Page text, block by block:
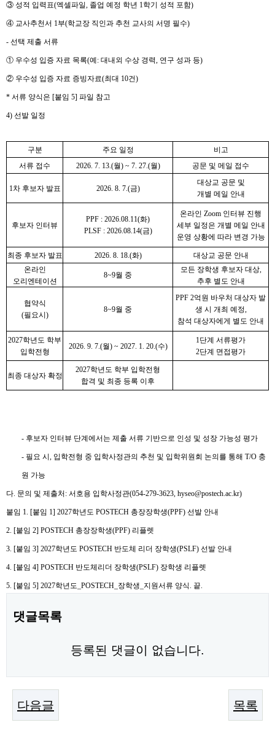
③ 성적 입력표(엑셀파일, 졸업 예정 학년 1학기 성적 포함)
④ 교사추천서 1부(학교장 직인과 추천 교사의 서명 필수)
- 선택 제출 서류
① 우수성 입증 자료 목록(예 : 대내외 수상 경력, 연구 성과 등)
② 우수성 입증 자료 증빙자료(최대 10건)
* 서류 양식은 [붙임 5] 파일 참고
4) 선발 일정
구분 주요 일정
비고
서류 접수
2026. 7. 13.(월) ~ 7. 27.(월) 공문 및 메일 접수
1차 후보자 발표 2026. 8. 7.(금)
대상교 공문 및
개별 메일 안내
후보자 인터뷰
PPF : 2026.08.11(화)
PLSF : 2026.08.14(금)
온라인 Zoom 인터뷰 진행
세부 일정은 개별 메일 안내
운영 상황에 따라 변경 가능
최종 후보자 발표 2026. 8. 18.(화)
대상교 공문 안내
온라인
오리엔테이션
8~9월 중
모든 장학생 후보자 대상,
추후 별도 안내
협약식
(필요시 )
8~9월 중
PPF 2억원 바우처 대상자 발
생 시 개최 예정,
참석 대상자에게 별도 안내
2027학년도 학부
입학전형
2026. 9. 7.(월) ~ 2027. 1. 20.(수)
1단계 서류평가
2단계 면접평가
최종 대상자 확정
2027학년도 학부 입학전형
합격 및 최종 등록 이후
- 후보자 인터뷰 단계에서는 제출 서류 기반으로 인성 및 성장 가능성 평가
- 필요 시 , 입학전형 중 입학사정관의 추천 및 입학위원회 논의를 통해 T/O 충
원 가능
다. 문의 및 제출처 : 서호용 입학사정관(054-279-3623, hyseo@postech.ac.kr)
붙임 1. [붙임 1] 2027학년도 POSTECH 총장장학생(PPF) 선발 안내
2. [붙임 2] POSTECH 총장장학생(PPF) 리플렛
3. [붙임 3] 2027학년도 POSTECH 반도체 리더 장학생(PSLF) 선발 안내
4. [붙임 4] POSTECH 반도체리더 장학생(PSLF) 장학생 리플렛
5. [붙임 5] 2027학년도 _POSTECH_ 장학생 지원서류 양식. 끝.
댓글목록
등록된 댓글이 없습니다.
다음글 목록